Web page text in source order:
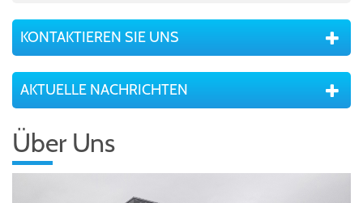
KONTAKTIEREN SIE UNS
AKTUELLE NACHRICHTEN
Über Uns